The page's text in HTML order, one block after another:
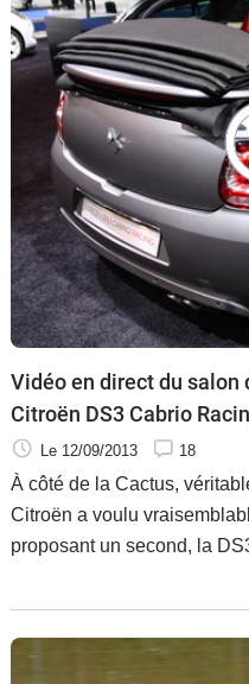
Vidéo en direct du salon
Citroën DS3 Cabrio
Le 12/09/2013 18
À côté de la Cactus,
Citroën a voulu
proposant un second, la
une application